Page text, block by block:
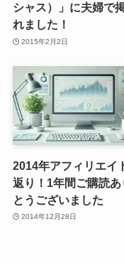
シャス）」に夫婦で
れました！
2015年2月2日
2014年アフィリエイ
返り！1年間ご購読あ
とうございました
2014年12月28日